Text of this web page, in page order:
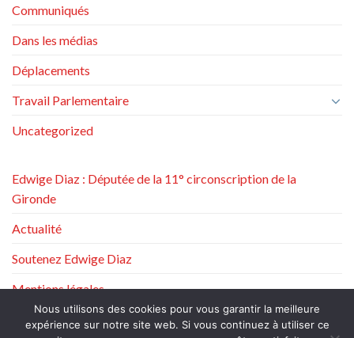
Communiqués
Dans les médias
Déplacements
Travail Parlementaire
Uncategorized
Edwige Diaz : Députée de la 11° circonscription de la
Gironde
Actualité
Soutenez Edwige Diaz
Mentions légales
Politique de protection des données à caractère personnel
Nous utilisons des cookies pour vous garantir la meilleure
expérience sur notre site web. Si vous continuez à utiliser ce